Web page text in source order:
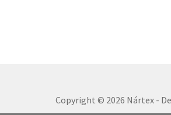
Copyright © 2026 Nártex -